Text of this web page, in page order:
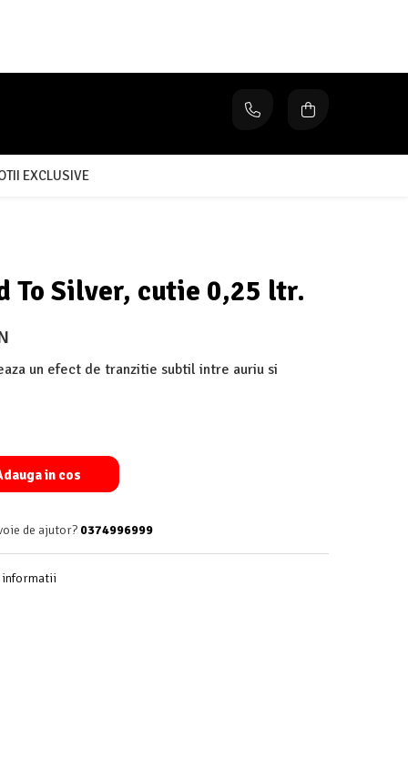
EXCLUSIVE
To Silver, cutie 0,25 ltr.
un efect de tranzitie subtil intre auriu si
in cos
de ajutor? 0374996999
informatii